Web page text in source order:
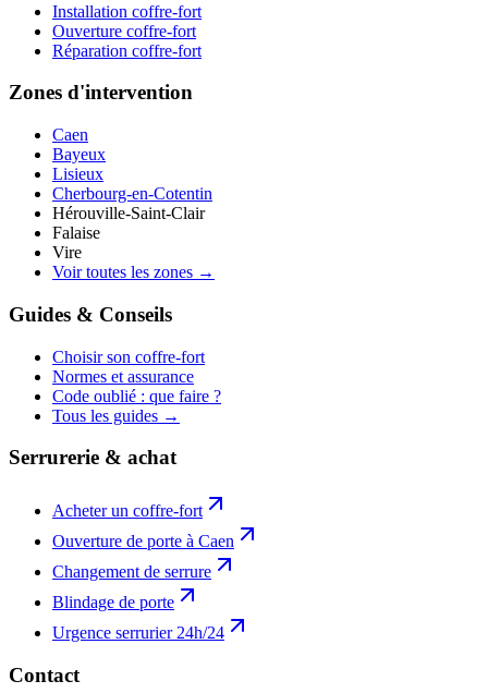
Installation coffre-fort
Ouverture coffre-fort
Réparation coffre-fort
Zones d'intervention
Caen
Bayeux
Lisieux
Cherbourg-en-Cotentin
Hérouville-Saint-Clair
Falaise
Vire
Voir toutes les zones →
Guides & Conseils
Choisir son coffre-fort
Normes et assurance
Code oublié : que faire ?
Tous les guides →
Serrurerie & achat
Acheter un coffre-fort
Ouverture de porte à Caen
Changement de serrure
Blindage de porte
Urgence serrurier 24h/24
Contact